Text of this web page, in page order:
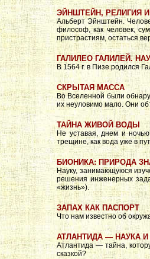
ЭЙНШТЕЙН, РЕЛИГИЯ
Альберт Эйнштейн.
философ, как человек,
пристрастиям, остаться
ГАЛИЛЕО ГАЛИЛЕЙ.
В 1564 г. в Пизе родился
СКРЫТАЯ МАССА
Во Вселенной были
их неуловимо мало. Они
ТАЙНА ЖИВОЙ ВОДЫ
Не уставая, днем и
трещине, как вода уже в
БИОНИКА: ПРИРОДА
Науку, занимающуюся
решения инженерных
«жизнь»).
ЗАПАХ КАК ПАСПОРТ
Что нам известно об
АТЛАНТИДА — НАУКА
Атлантида — тайна,
сказкой?